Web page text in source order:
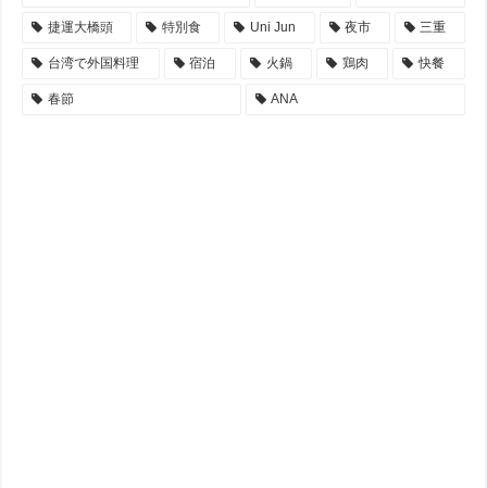
捷運大橋頭 特別食 Uni Jun 夜市 三重
台湾で外国料理 宿泊 火鍋 鶏肉 快餐
春節 ANA